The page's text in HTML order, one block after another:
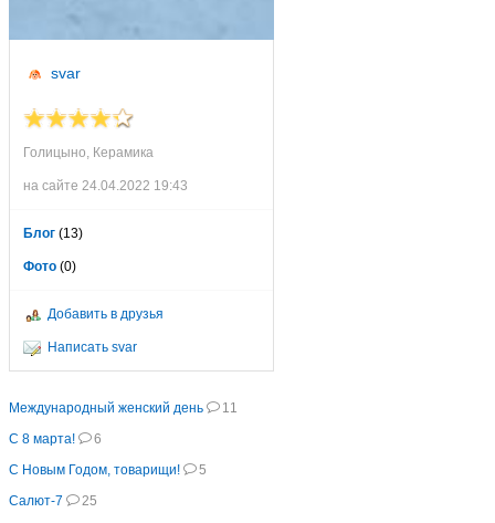
svar
Голицыно, Керамика
на сайте 24.04.2022 19:43
Блог (13)
Фото (0)
Добавить в друзья
Написать svar
Международный женский день
11
С 8 марта!
6
С Новым Годом, товарищи!
5
Салют-7
25